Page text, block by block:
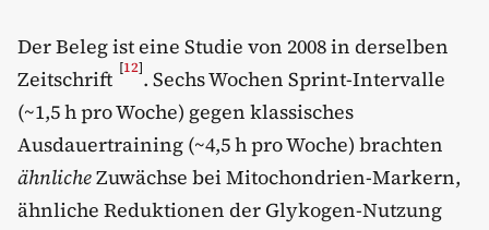
Der Beleg ist eine Studie von 2008 in derselben
Zeitschrift [12]. Sechs Wochen Sprint-Intervalle
(~1,5 h pro Woche) gegen klassisches
Ausdauertraining (~4,5 h pro Woche) brachten
ähnlicheZuwächse bei Mitochondrien-Markern,
ähnliche Reduktionen der Glykogen-Nutzung